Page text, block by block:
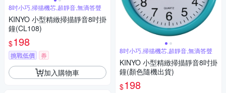
8吋小巧,掃描機芯,超靜音,無滴答聲
KINYO 小型精緻掃描靜音8吋掛
鐘(CL108)
$198
挑戰低價 券
加入購物車
8吋小巧,掃描機芯,超靜音,無滴答聲
KINYO 小型精緻掃描靜音8吋掛
鐘(顏色隨機出貨)
$198